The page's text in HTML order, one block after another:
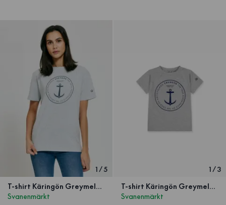
1/5
T-shirt Käringön Greymelange
Svanenmärkt
1/3
T-shirt Käringön Greymelange Barn
Svanenmärkt